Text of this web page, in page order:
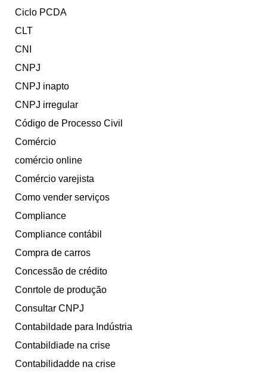
Ciclo PCDA
CLT
CNI
CNPJ
CNPJ inapto
CNPJ irregular
Código de Processo Civil
Comércio
comércio online
Comércio varejista
Como vender serviços
Compliance
Compliance contábil
Compra de carros
Concessão de crédito
Conrtole de produção
Consultar CNPJ
Contabildade para Indústria
Contabildiade na crise
Contabilidadde na crise